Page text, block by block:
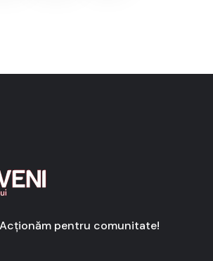
pentru comunitate!